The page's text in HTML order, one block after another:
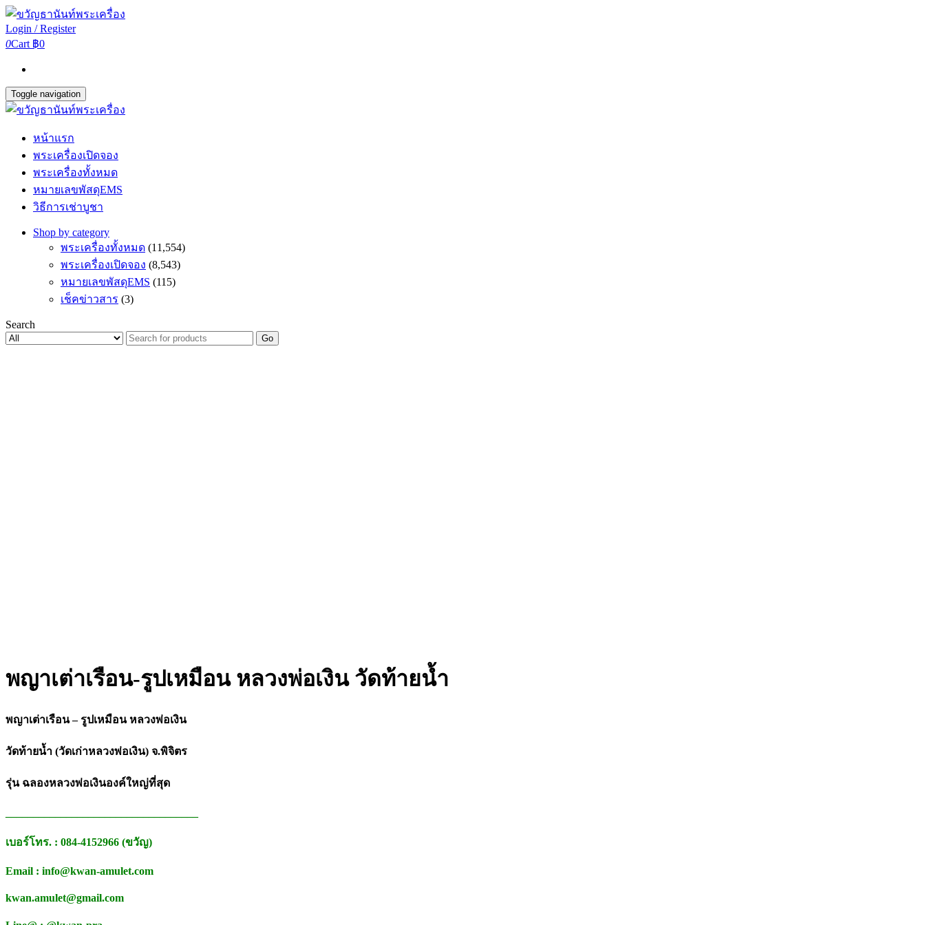
Login / Register
0Cart ฿0
Toggle navigation
หน้าแรก
พระเครื่องเปิดจอง
พระเครื่องทั้งหมด
หมายเลขพัสดุEMS
วิธีการเช่าบูชา
Shop by category
พระเครื่องทั้งหมด (11,554)
พระเครื่องเปิดจอง (8,543)
หมายเลขพัสดุEMS (115)
เช็คข่าวสาร (3)
Search
Go
พญาเต่าเรือน-รูปเหมือน หลวงพ่อเงิน วัดท้ายน้ำ
พญาเต่าเรือน – รูปเหมือน หลวงพ่อเงิน
วัดท้ายน้ำ (วัดเก่าหลวงพ่อเงิน) จ.พิจิตร
รุ่น ฉลองหลวงพ่อเงินองค์ใหญ่ที่สุด
เบอร์โทร. : 084-4152966 (ขวัญ)
Email : info@kwan-amulet.com
kwan.amulet@gmail.com